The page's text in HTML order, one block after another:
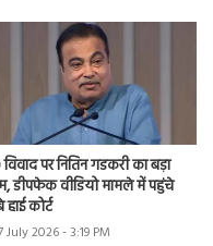
पर नितिन गडकरी का बड़ा
डीपफेक वीडियो मामले में पहुंचे
हाई कोर्ट
July 2026 - 3:19 PM